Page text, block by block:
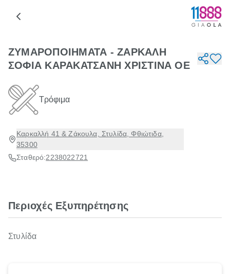
ΖΥΜΑΡΟΠΟΙΗΜΑΤΑ - ΖΑΡΚΑΛΗ
ΣΟΦΙΑ ΚΑΡΑΚΑΤΣΑΝΗ ΧΡΙΣΤΙΝΑ ΟΕ
Τρόφιμα
Καρκαλλή 41 & Ζάκουλα, Στυλίδα, Φθιώτιδα,
35300
Σταθερό:2238022721
Περιοχές Εξυπηρέτησης
Στυλίδα